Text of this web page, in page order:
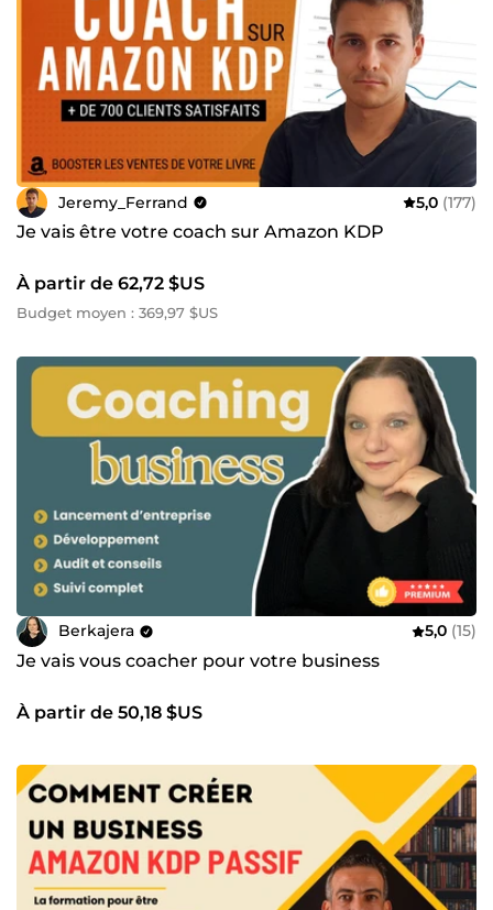
Jeremy_Ferrand 5,0 (177)
Je vais être votre coach sur Amazon KDP
À partir de 62,72 $US
Budget moyen : 369,97 $US
Berkajera 5,0 (15)
Je vais vous coacher pour votre business
À partir de 50,18 $US